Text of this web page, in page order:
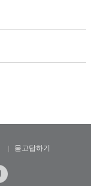
묻고답하기